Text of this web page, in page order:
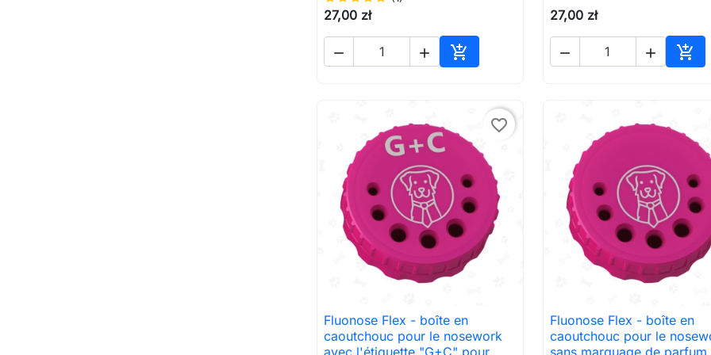
27,00 zł
  
Ajouter au panier
27,00 zł
  
favorite_border
 Aperçu rapide
Fluonose Flex - boîte en
caoutchouc pour le nosework
avec l'étiquette "G+C" pour
 Aperçu rapide
Fluonose Flex - boîte en
caoutchouc pour le
sans marquage de parfum